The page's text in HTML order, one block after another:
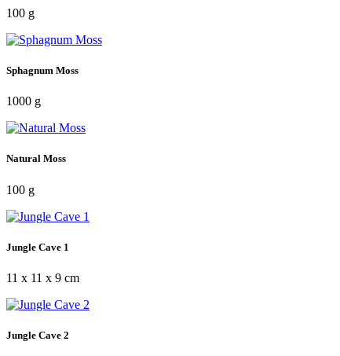
100 g
Sphagnum Moss
1000 g
Natural Moss
100 g
Jungle Cave 1
11 x 11 x 9 cm
Jungle Cave 2